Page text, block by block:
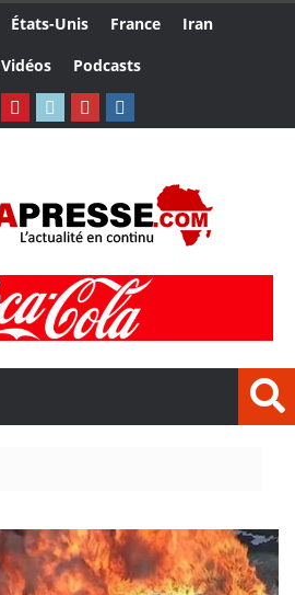
États-Unis France
Iran
Vidéos Podcasts
Guinée